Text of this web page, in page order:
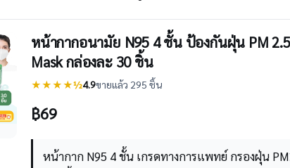
หน้ากากอนามัย N95 4 ชั้น ป้องกันฝุ่น PM
Mask กล่องละ 30 ชิ้น
★★★★½4.9ขายแล้ว 295 ชิ้น
฿69
หน้ากาก N95 4 ชั้น เกรดทางการแพทย์ กรองฝุ่น